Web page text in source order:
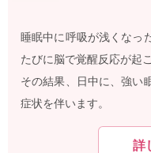
睡眠中に呼吸が浅くなっ
たびに脳で覚醒反応が起
その結果、日中に、強い
症状を伴います。
詳